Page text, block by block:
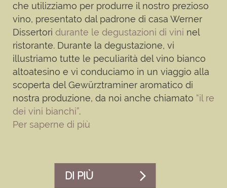
che utilizziamo per produrre il nostro prezioso
vino, presentato dal padrone di casa Werner
Dissertori durante le degustazioni di vini nel
ristorante. Durante la degustazione, vi
illustriamo tutte le peculiarità del vino bianco
altoatesino e vi conduciamo in un viaggio alla
scoperta del Gewürztraminer aromatico di
nostra produzione, da noi anche chiamato “il re
dei vini bianchi”.
Per saperne di più
DI PIÙ